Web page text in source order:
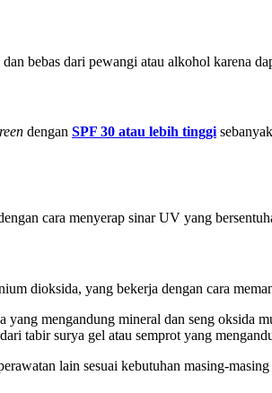
bebas dari pewangi atau alkohol karena
dengan SPF 30 atau lebih tinggi
cara menyerap sinar UV yang
dioksida, yang bekerja dengan cara
mengandung mineral dan seng
tabir surya gel atau semprot yang
lain sesuai kebutuhan masing-